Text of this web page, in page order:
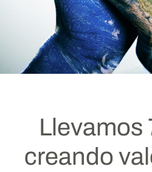
Llevamos
creando